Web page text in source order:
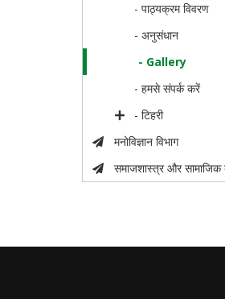
- पाठ्यक्रम विवरण
- अनुसंधान
- Gallery
- हमसे संपर्क करें
- टिहरी
मनोविज्ञान विभाग
समाजशास्त्र और सामाजिक